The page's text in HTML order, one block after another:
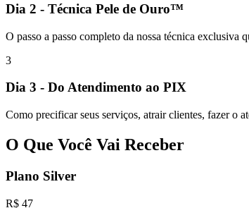
Dia 2 - Técnica Pele de Ouro™
O passo a passo completo da nossa técnica
3
Dia 3 - Do Atendimento ao PIX
Como precificar seus serviços, atrair clientes, fazer o
O Que Você Vai Receber
Plano Silver
R$ 47